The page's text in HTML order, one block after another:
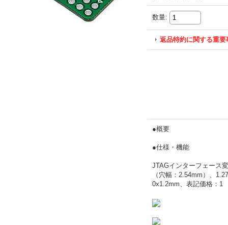
数量:
返品特約に関する重要
●概要
●仕様・機能
JTAGインターフェース
（穴幅：2.54mm）、
0x1.2mm、表記価格：1